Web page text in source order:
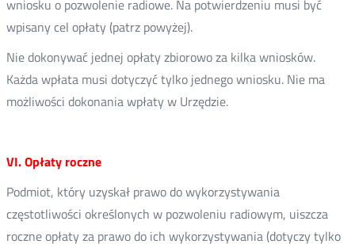
wniosku o pozwolenie radiowe. Na potwierdzeniu musi być
wpisany cel opłaty (patrz powyżej).
Nie dokonywać jednej opłaty zbiorowo za kilka wniosków.
Każda wpłata musi dotyczyć tylko jednego wniosku. Nie ma
możliwości dokonania wpłaty w Urzędzie.
VI. Opłaty roczne
Podmiot, który uzyskał prawo do wykorzystywania
częstotliwości określonych w pozwoleniu radiowym, uiszcza
roczne opłaty za prawo do ich wykorzystywania (dotyczy tylko